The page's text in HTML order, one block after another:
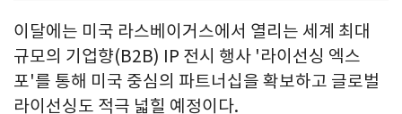
이달에는 미국 라스베이거스에서 열리는 세계 최대
규모의 기업향(B2B) IP 전시 행사 '라이선싱 엑스
포'를 통해 미국 중심의 파트너십을 확보하고 글로벌
라이선싱도 적극 넓힐 예정이다.